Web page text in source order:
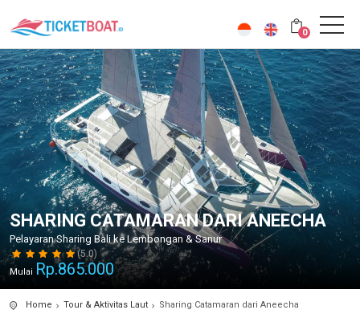
0
SHARING CATAMARAN DARI ANEECHA
Pelayaran Sharing Bali ke Lembongan & Sanur
(5.0)
Mulai Rp.865.000
Home Tour & Aktivitas Laut Sharing Catamaran dari Aneecha